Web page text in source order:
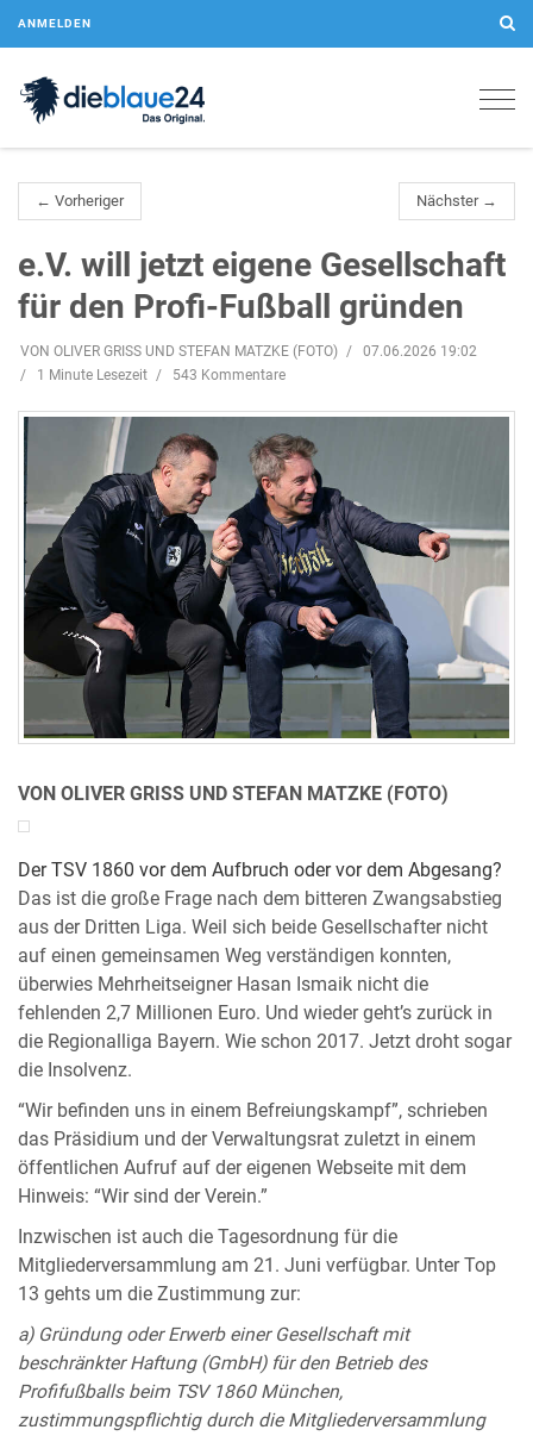
ANMELDEN
← Vorheriger Nächster →
e.V. will jetzt eigene Gesellschaft
für den Profi-Fußball gründen
VON OLIVER GRISS UND STEFAN MATZKE (FOTO)
07.06.2026 19:02
1 Minute Lesezeit
543 Kommentare
VON OLIVER GRISS UND STEFAN MATZKE (FOTO)
Der TSV 1860 vor dem Aufbruch oder vor dem Abgesang?
Das ist die große Frage nach dem bitteren Zwangsabstieg
aus der Dritten Liga. Weil sich beide Gesellschafter nicht
auf einen gemeinsamen Weg verständigen konnten,
überwies Mehrheitseigner Hasan Ismaik nicht die
fehlenden 2,7 Millionen Euro. Und wieder geht’s zurück in
die Regionalliga Bayern. Wie schon 2017. Jetzt droht sogar
die Insolvenz.
“Wir befinden uns in einem Befreiungskampf”, schrieben
das Präsidium und der Verwaltungsrat zuletzt in einem
öffentlichen Aufruf auf der eigenen Webseite mit dem
Hinweis: “Wir sind der Verein.”
Inzwischen ist auch die Tagesordnung für die
Mitgliederversammlung am 21. Juni verfügbar. Unter Top
13 gehts um die Zustimmung zur:
a) Gründung oder Erwerb einer Gesellschaft mit
beschränkter Haftung (GmbH) für den Betrieb des
Profifußballs beim TSV 1860 München,
zustimmungspflichtig durch die Mitgliederversammlung